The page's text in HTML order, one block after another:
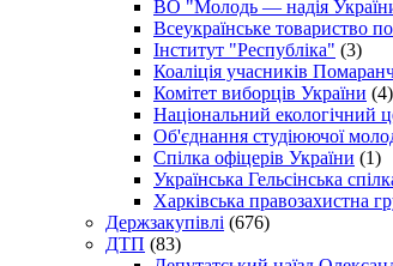
ВО "Молодь — надія
Всеукраїнське товариство
Інститут "Республіка" (3)
Коаліція учасників
Комітет виборців України (4)
Національний екологічний
Об'єднання студіюючої
Спілка офіцерів України (1)
Українська Гельсінська
Харківська правозахистна
Держзакупівлі (676)
ДТП (83)